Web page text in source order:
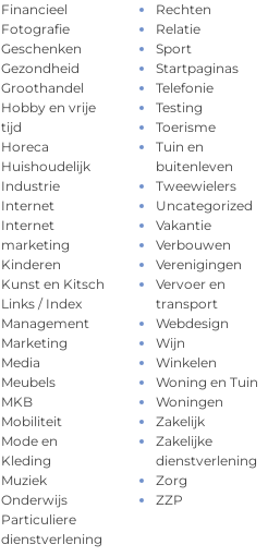
Financieel
Fotografie
Geschenken
Gezondheid
Groothandel
Hobby en vrije
tijd
Horeca
Huishoudelijk
Industrie
Internet
Internet
marketing
Kinderen
Kunst en Kitsch
Links / Index
Management
Marketing
Media
Meubels
MKB
Mobiliteit
Mode en
Kleding
Muziek
Onderwijs
Particuliere
dienstverlening
Rechten
Relatie
Sport
Startpaginas
Telefonie
Testing
Toerisme
Tuin en
buitenleven
Tweewielers
Uncategorized
Vakantie
Verbouwen
Verenigingen
Vervoer en
transport
Webdesign
Wijn
Winkelen
Woning en Tuin
Woningen
Zakelijk
Zakelijke
dienstverlening
Zorg
ZZP